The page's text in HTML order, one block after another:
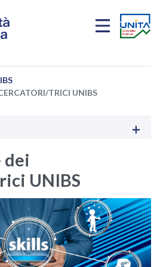
TRICI UNIBS
dei
UNIBS